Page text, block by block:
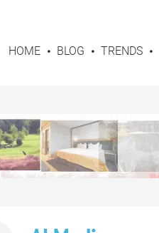
HOME BLOG TRENDS